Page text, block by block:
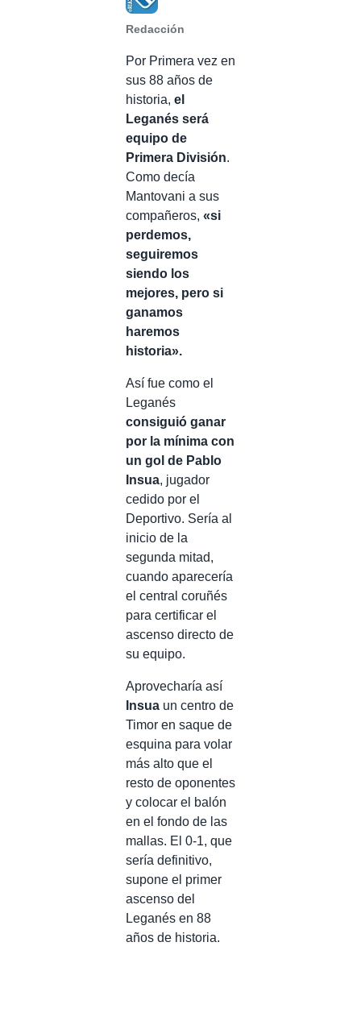
Redacción
Por Primera vez en
sus 88 años de
historia, el
Leganés será
equipo de
Primera División.
Como decía
Mantovani a sus
compañeros, «si
perdemos,
seguiremos
siendo los
mejores, pero si
ganamos
haremos
historia».
Así fue como el
Leganés
consiguió ganar
por la mínima con
un gol de Pablo
Insua, jugador
cedido por el
Deportivo. Sería al
inicio de la
segunda mitad,
cuando aparecería
el central coruñés
para certificar el
ascenso directo de
su equipo.
Aprovecharía así
Insua un centro de
Timor en saque de
esquina para volar
más alto que el
resto de oponentes
y colocar el balón
en el fondo de las
mallas. El 0-1, que
sería definitivo,
supone el primer
ascenso del
Leganés en 88
años de historia.